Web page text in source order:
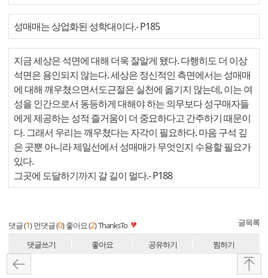
성매매는 상업화된 성학대이다.- P185
지금 세상은 석면에 대해 더욱 잘알게 됐다. 다행히도 더 이상
석면은 용인되지 않는다. 세상은 정신적인 측면에서는 성매매
에 대해 깨우쳤으면서도근절은 실천에 옮기지 않는데, 이는 여
성을 인간으로서 동등하게 대해야 하는 의무보다 성구매자들
에게 제공하는 성적 즐거움이 더 중요하다고 간주하기 때문이
다. 그래서 우리는 깨우쳤다는 자각이 필요하다. 마음 구석 깊
은 곳뿐 아니라 제일선에서 성매매가 무엇인지 수용할 필요가
있다.
그곳에 도달하기까지 갈 길이 멀다.- P188
댓글 (1) 먼댓글 (0) 좋아요 (2)ThanksTo 글목록
댓글쓰기 좋아요 공유하기 찜하기